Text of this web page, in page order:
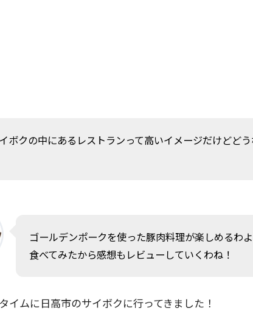
ボクの中にあるレストランって高いイメージだけどど
ゴールデンポークを使った豚肉料理が楽しめるわ
食べてみたから感想もレビューしていくわね！
イムに日高市のサイボクに行ってきました！